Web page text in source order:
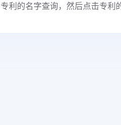
专利的名字查询，然后点击专利